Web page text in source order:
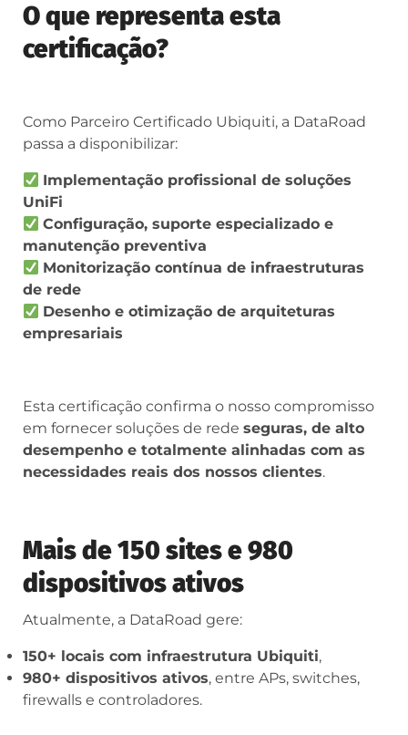
O que representa esta
certificação?
Como Parceiro Certificado Ubiquiti, a DataRoad
passa a disponibilizar:
Implementação profissional de soluções
UniFi
Configuração, suporte especializado e
manutenção preventiva
Monitorização contínua de infraestruturas
de rede
Desenho e otimização de arquiteturas
empresariais
Esta certificação confirma o nosso compromisso
em fornecer soluções de rede seguras, de alto
desempenho e totalmente alinhadas com as
necessidades reais dos nossos clientes.
Mais de 150 sites e 980
dispositivos ativos
Atualmente, a DataRoad gere:
150+ locais com infraestrutura Ubiquiti,
980+ dispositivos ativos, entre APs, switches,
firewalls e controladores.